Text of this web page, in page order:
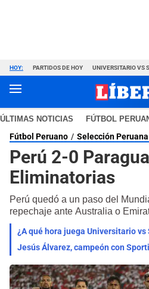
HOY: PARTIDOS DE HOY UNIVERSITARIO VS
ÚLTIMAS NOTICIAS FÚTBOL
Fútbol Peruano Selección Peruana
Perú 2-0
Eliminatorias
Perú quedó a un paso del
repechaje ante Australia o